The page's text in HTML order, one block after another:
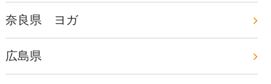
奈良県 ヨガ
広島県